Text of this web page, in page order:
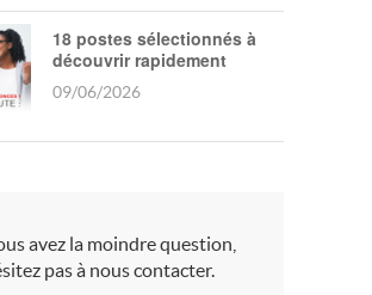
18 postes sélectionnés à
découvrir rapidement
09/06/2026
avez la moindre question,
pas à nous contacter.